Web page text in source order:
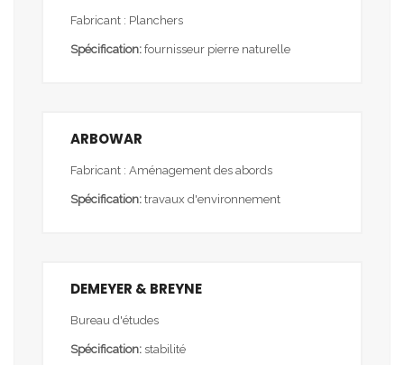
Fabricant : Planchers
Spécification: fournisseur pierre naturelle
ARBOWAR
Fabricant : Aménagement des abords
Spécification: travaux d'environnement
DEMEYER & BREYNE
Bureau d'études
Spécification: stabilité